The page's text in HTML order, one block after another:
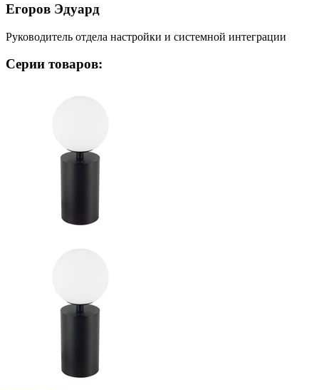
Егоров Эдуард
Руководитель отдела настройки и системной интеграции
Серии товаров: